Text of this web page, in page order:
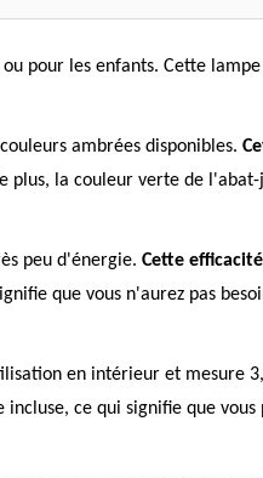
pour les enfants. Cette
ambrées disponibles.
plus, la couleur verte de
peu d'énergie. Cette
que vous n'aurez pas
en intérieur et mesure
ce qui signifie que vous